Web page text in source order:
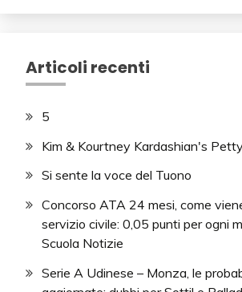
Articoli recenti
5
Kim & Kourtney Kardashian's
Si sente la voce del Tuono
Concorso ATA 24 mesi, come
servizio civile: 0,05 punti per ogni
Scuola Notizie
Serie A Udinese – Monza, le